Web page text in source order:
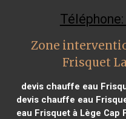
Zone
Frisquet
devis chauffe eau
devis chauffe eau
eau Frisquet à Lège Cap